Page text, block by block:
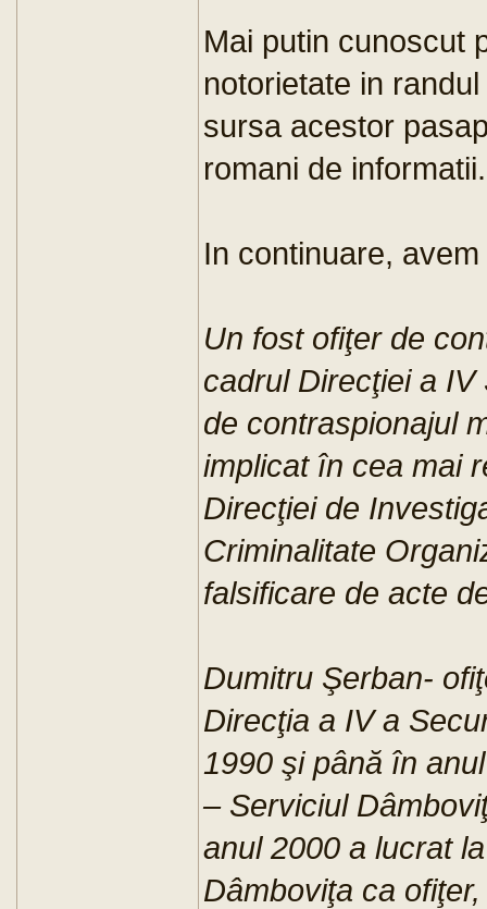
Mai putin cunoscut
notorietate in
sursa acestor
romani de informatii.
In continuare,
Un fost ofiţer de
cadrul Direcţiei a
de contraspionajul
implicat în cea mai
Direcţiei de
Criminalitate
falsificare de acte
Dumitru Şerban-
Direcţia a IV a
1990 şi până în
– Serviciul
anul 2000 a lucrat
Dâmboviţa ca